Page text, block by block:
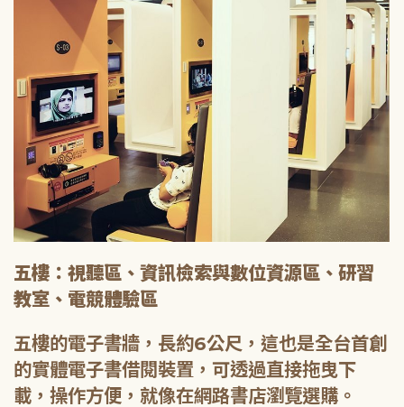
五樓：視聽區、資訊檢索與數位資源區、研習
教室、電競體驗區
五樓的電子書牆，長約6公尺，這也是全台首創
的實體電子書借閱裝置，可透過直接拖曳下
載，操作方便，就像在網路書店瀏覽選購。